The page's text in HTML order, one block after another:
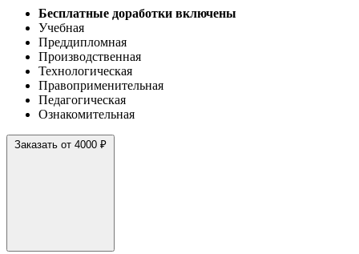
Бесплатные доработки включены
Учебная
Преддипломная
Производственная
Технологическая
Правоприменительная
Педагогическая
Ознакомительная
Заказать от 4000 ₽